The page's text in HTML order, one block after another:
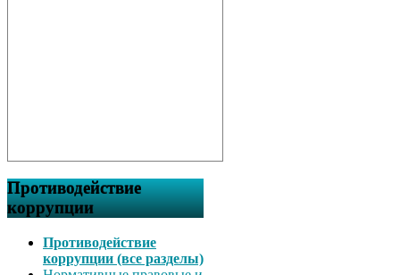
Противодействие
коррупции
Противодействие
коррупции (все разделы)